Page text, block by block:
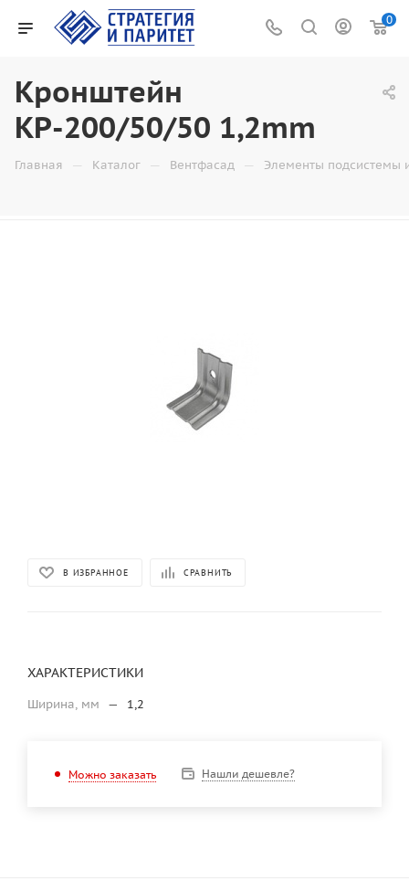
0
Кронштейн
КР-200/50/50 1,2mm
Главная — Каталог — Вентфасад — Элементы подсистемы
В ИЗБРАННОЕ СРАВНИТЬ
ХАРАКТЕРИСТИКИ
Ширина, мм — 1,2
Можно заказать Нашли дешевле?